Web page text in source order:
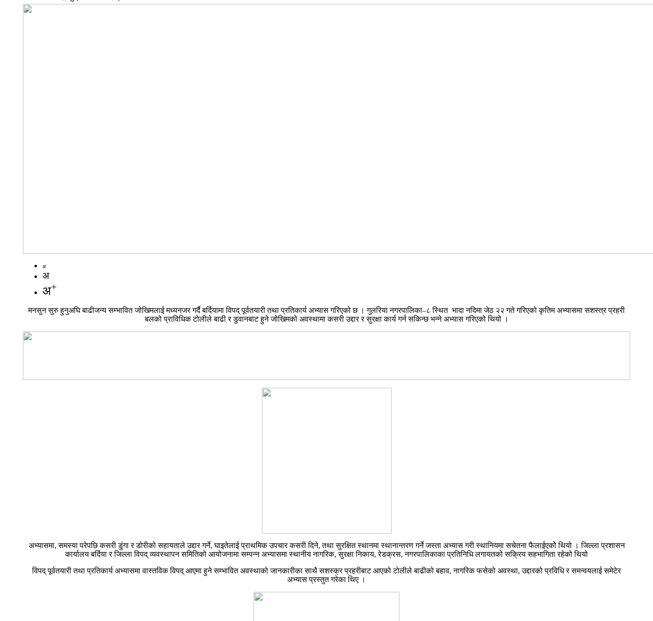
अ-
अ
अ+
मनसुन सुरु हुनुअघि बाढीजन्य सम्भावित जोखिमलाई मध्यनजर गर्दै बर्दियामा विपद् पूर्वतयारी तथा प्रतिकार्य अभ्यास गरिएको छ । गुलरिया नगरपालिका–८ स्थित भादा नदिमा जेठ २२ गते गरिएको कृतिम अभ्यासमा सशस्त्र प्रहरी
बलको प्राविधिक टोलीले बाढी र डुवानबाट हुने जोखिमको अवस्थामा कसरी उद्दार र सुरक्षा कार्य गर्न सकिन्छ भन्ने अभ्यास गरिएको थियो ।
अभ्यासमा, समस्या परेपछि कसरी डुंगा र डोरीको सहायताले उद्दार गर्ने, घाइतेलाई प्राथमिक उपचार कसरी दिने, तथा सुरक्षित स्थानमा स्थानान्तरण गर्ने जस्ता अभ्यास गरी स्थानियमा सचेतना फैलाईएकोे थियो । जिल्ला प्रशासन
कार्यालय बर्दिया र जिल्ला विपद् व्यवस्थापन समितिको आयोजनामा सम्पन्न अभ्यासमा स्थानीय नागरिक, सुरक्षा निकाय, रेडक्रस, नगरपालिकाका प्रतिनिधि लगायतको सक्रिय सहभागिता रहेको थियो
विपद् पूर्वतयारी तथा प्रतिकार्य अभ्यासमा वास्तविक विपद् आएमा हुने सम्भावित अवस्थाको जानकारीका साथै सशस्क्र प्रहरीबाट आएको टोलीले बाढीको बहाव, नागरिक फसेको अवस्था, उद्दारको प्रविधि र समन्वयलाई समेटेर
अभ्यास प्रस्तुत गरेका थिए ।